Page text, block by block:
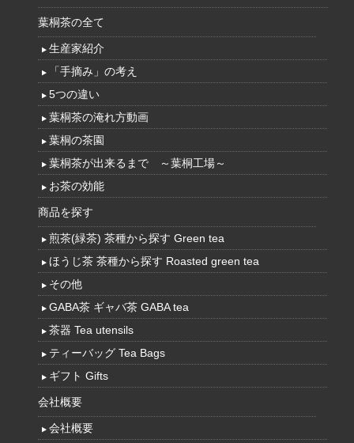
葉桐茶の全て
生産家紹介
「手摘み」の考え
5つの違い
葉桐茶の淹れ方動画
葉桐の茶園
葉桐茶が出来るまで ～葉桐工場～
お茶の効能
商品を探す
煎茶(緑茶) 茶種から探す Green tea
ほうじ茶 茶種から探す Roasted green tea
その他
GABA茶 ギャバ茶 GABA tea
茶器 Tea utensils
ティーバッグ Tea Bags
ギフト Gifts
会社概要
会社概要